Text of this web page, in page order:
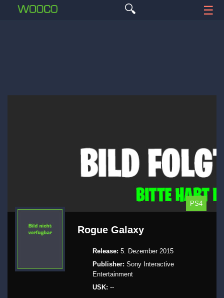
🔍 ☰
PS4
Rogue Galaxy
Release: 5. Dezember 2015
Publisher: Sony Interactive
Entertainment
USK: --